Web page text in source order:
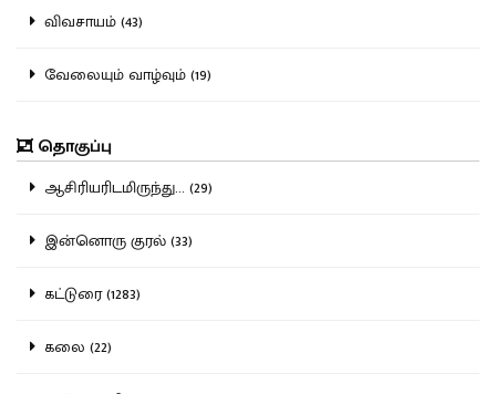
விவசாயம் (43)
வேலையும் வாழ்வும் (19)
தொகுப்பு
ஆசிரியரிடமிருந்து... (29)
இன்னொரு குரல் (33)
கட்டுரை (1283)
கலை (22)